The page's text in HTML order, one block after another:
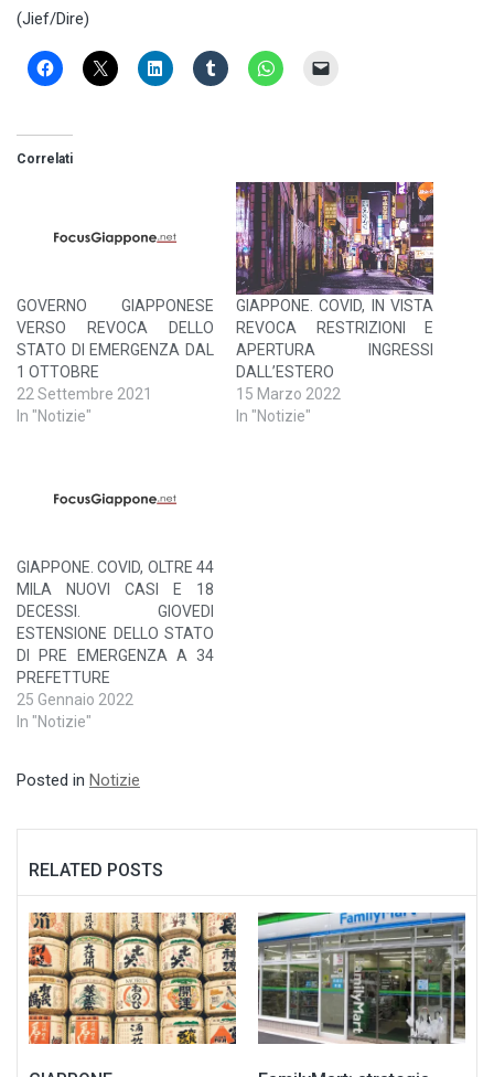
(Jief/Dire)
Correlati
GOVERNO GIAPPONESE
VERSO REVOCA DELLO
STATO DI EMERGENZA DAL
1 OTTOBRE
22 Settembre 2021
In "Notizie"
GIAPPONE. COVID, IN VISTA
REVOCA RESTRIZIONI E
APERTURA INGRESSI
DALL’ESTERO
15 Marzo 2022
In "Notizie"
GIAPPONE. COVID, OLTRE 44
MILA NUOVI CASI E 18
DECESSI. GIOVEDI
ESTENSIONE DELLO STATO
DI PRE EMERGENZA A 34
PREFETTURE
25 Gennaio 2022
In "Notizie"
Posted in Notizie
RELATED POSTS